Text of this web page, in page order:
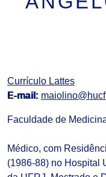
Currículo Lattes
E-mail:
Faculdade de
Médico, com
(1986-88) no Hospital